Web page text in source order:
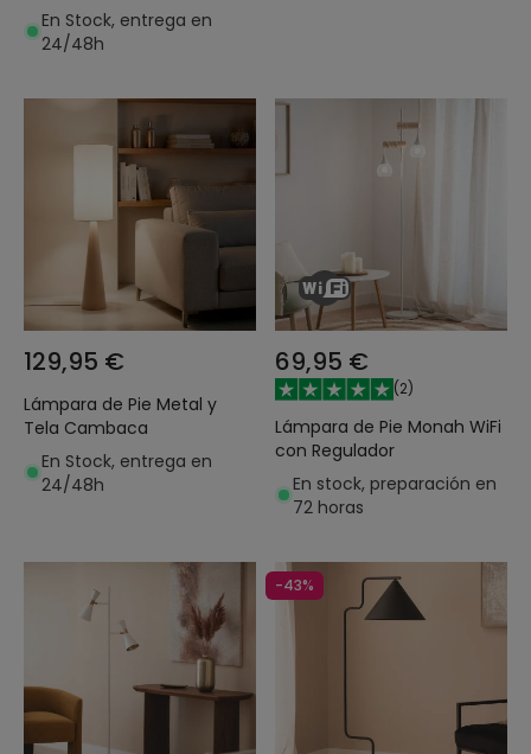
En Stock, entrega en
24/48h
129,95 €
Lámpara de Pie Metal y
Tela Cambaca
En Stock, entrega en
24/48h
69,95 €
(2)
Lámpara de Pie Monah WiFi
con Regulador
En stock, preparación en
72 horas
-43%